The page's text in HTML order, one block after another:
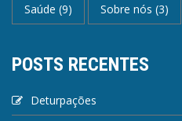
Saúde (9) Sobre nós (3)
POSTS RECENTES
Deturpações